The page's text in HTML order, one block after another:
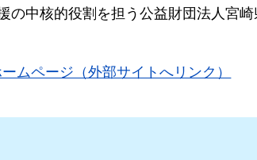
の中核的役割を担う公益財団法人宮
ムページ（外部サイトへリンク）